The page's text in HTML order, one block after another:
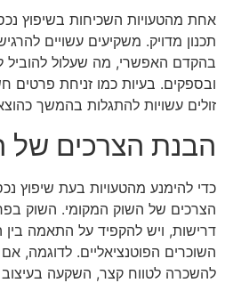
אחת מהטעויות השכיחות בשיפוץ
תכנון מדויק. משקיעים עשויים
בהקדם האפשרי, מה שעלול להוביל
ובספקים. בעיות כמו זניחת פרטים
זולים עשויות להתגלות בהמשך
הבנת הצרכים של
כדי להימנע מהטעויות בעת שיפוץ
הצרכים של השוק המקומי. השוק
דרישות, ויש להקפיד על התאמה בין
השוכרים הפוטנציאליים. לדוגמה,
להשכרה לטווח קצר, השקעה בעיצוב